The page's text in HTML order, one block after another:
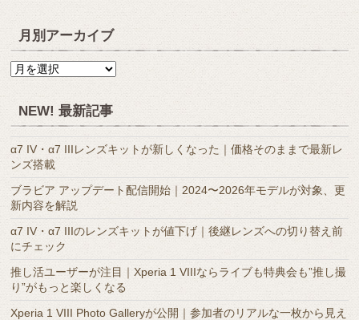
月別アーカイブ
月
別
ー
カ
イ
ブ
NEW! 最新記事
α7 IV・α7 IIIレンズキットが新しくなった｜価格そのままで最新レ
ンズ搭載
ブラビア アップデート配信開始｜2024〜2026年モデルが対象、更
新内容を解説
α7 IV・α7 IIIのレンズキットが値下げ｜後継レンズへの切り替え前
にチェック
推し活ユーザーが注目｜Xperia 1 VIIIならライブも特典会も”推し撮
り”がもっと楽しくなる
Xperia 1 VIII Photo Galleryが公開｜参加者のリアルな一枚から見え